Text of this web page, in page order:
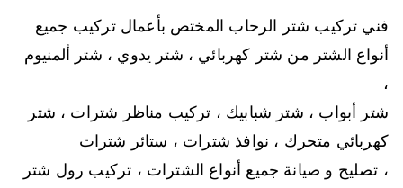
فني تركيب شتر الرحاب المختص بأعمال تركيب جميع
أنواع الشتر من شتر كهربائي ، شتر يدوي ، شتر ألمنيوم
،
شتر أبواب ، شتر شبابيك ، تركيب مناظر شترات ، شتر
كهربائي متحرك ، نوافذ شترات ، ستائر شترات
، تصليح و صيانة جميع أنواع الشترات ، تركيب رول شتر